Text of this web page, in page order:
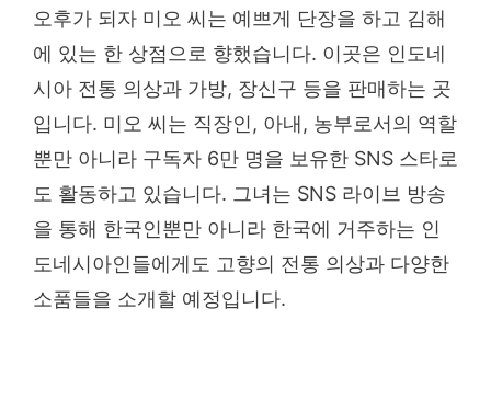
오후가 되자 미오 씨는 예쁘게 단장을 하고 김해
에 있는 한 상점으로 향했습니다. 이곳은 인도네
시아 전통 의상과 가방, 장신구 등을 판매하는 곳
입니다. 미오 씨는 직장인, 아내, 농부로서의 역할
뿐만 아니라 구독자 6만 명을 보유한 SNS 스타로
도 활동하고 있습니다. 그녀는 SNS 라이브 방송
을 통해 한국인뿐만 아니라 한국에 거주하는 인
도네시아인들에게도 고향의 전통 의상과 다양한
소품들을 소개할 예정입니다.